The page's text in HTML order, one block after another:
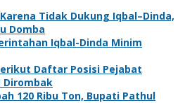
Tidak Dukung Iqbal–Dinda,
Domba
Iqbal-Dinda Minim
Daftar Posisi Pejabat
Dirombak
120 Ribu Ton, Bupati Pathul